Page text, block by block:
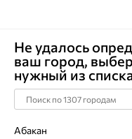
Главная Каталог
Браслет,
51-150-00691-
Артикул:
Не удалось
ваш город,
нужный из
Абакан